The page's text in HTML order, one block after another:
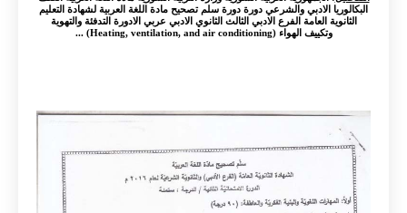
البكالوريا الادبي والشرعي دورة دورة سلم تصحيح مادة اللغة العربية لشهادة التعليم
الثانوية العامة الفرع الادبي الثالث الثانوي الادبي عربي الادورة التدفئة والتهوية
وتكييف الهواء (Heating, ventilation, and air conditioning) ...